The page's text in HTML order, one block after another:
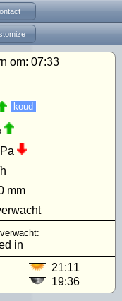
om: 07:33
koud
mm
in
21:11
19:36